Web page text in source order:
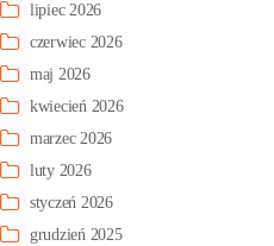
lipiec 2026
czerwiec 2026
maj 2026
kwiecień 2026
marzec 2026
luty 2026
styczeń 2026
grudzień 2025